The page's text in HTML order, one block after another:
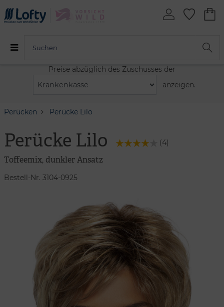
Preise abzüglich des Zuschusses der
anzeigen.
Perücken Perücke Lilo
Perücke Lilo (4)
Toffeemix, dunkler Ansatz
Bestell-Nr. 3104-0925